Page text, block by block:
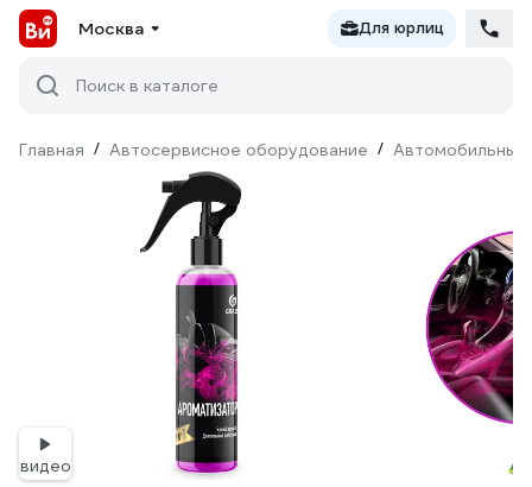
Москва Для юрлиц
Поиск в каталоге
Главная / Автосервисное оборудование / Автомобильные
видео